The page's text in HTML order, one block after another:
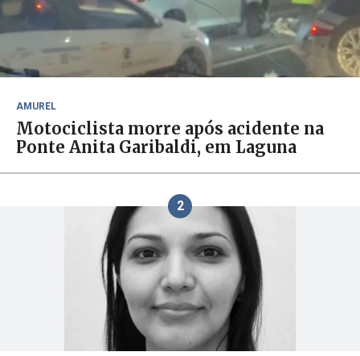
AMUREL
Motociclista morre após acidente na
Ponte Anita Garibaldi, em Laguna
2